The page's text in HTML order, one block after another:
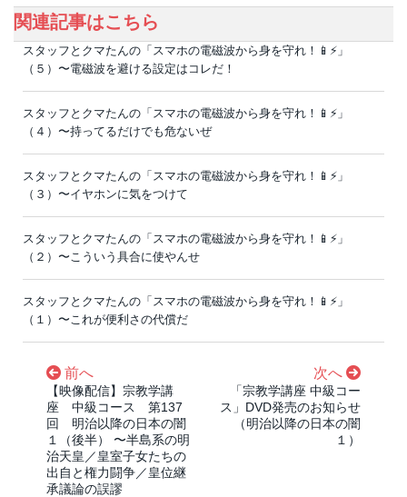
関連記事はこちら
スタッフとクマたんの「スマホの電磁波から身を守れ！📱⚡️」
（５）〜電磁波を避ける設定はコレだ！
スタッフとクマたんの「スマホの電磁波から身を守れ！📱⚡️」
（４）〜持ってるだけでも危ないぜ
スタッフとクマたんの「スマホの電磁波から身を守れ！📱⚡️」
（３）〜イヤホンに気をつけて
スタッフとクマたんの「スマホの電磁波から身を守れ！📱⚡️」
（２）〜こういう具合に使やんせ
スタッフとクマたんの「スマホの電磁波から身を守れ！📱⚡️」
（１）〜これが便利さの代償だ
前へ
【映像配信】宗教学講
座 中級コース 第137
回 明治以降の日本の闇
１（後半） 〜半島系の明
治天皇／皇室子女たちの
出自と権力闘争／皇位継
承議論の誤謬
次へ
「宗教学講座 中級コー
ス」DVD発売のお知らせ
（明治以降の日本の闇
１）